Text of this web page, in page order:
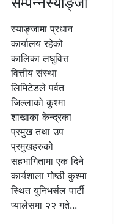
स्याङ्जामा प्रधान
कार्यालय रहेको
कालिका लघुवित्त
वित्तीय संस्था
लिमिटेडले पर्वत
जिल्लाको कुश्मा
शाखाका केन्द्रका
प्रमुख तथा उप
प्रमुखहरुको
सहभागितामा एक दिने
कार्यशाला गोष्ठी कुश्मा
स्थित युनिभर्सल पार्टी
प्यालेसमा २२ गते...